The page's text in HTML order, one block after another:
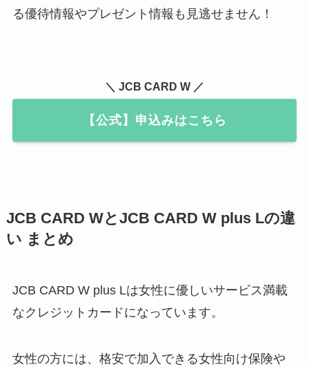
る優待情報やプレゼント情報も見逃せません！
＼ JCB CARD W ／
【公式】申込みはこちら
JCB CARD WとJCB CARD W plus Lの違
い まとめ
JCB CARD W plus Lは女性に優しいサービス満載
なクレジットカードになっています。
女性の方には、格安で加入できる女性向け保険や